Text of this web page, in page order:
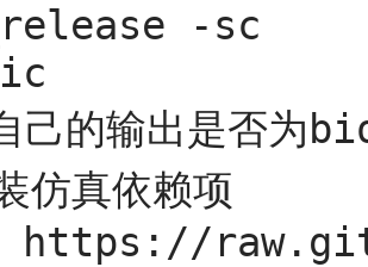
-sc
己的输出是否为
仿真依赖项
https://